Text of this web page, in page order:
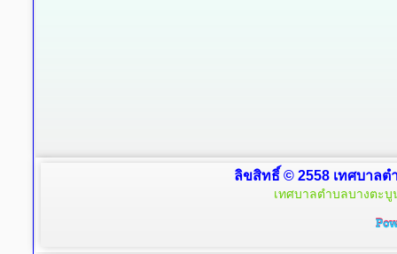
ลิขสิทธิ์ © 2558 เทศบาลต
เทศบาลตำบลบางตะบู